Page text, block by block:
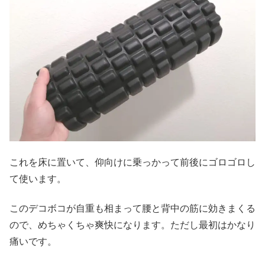
これを床に置いて、仰向けに乗っかって前後にゴロゴロし
て使います。
このデコボコが自重も相まって腰と背中の筋に効きまくる
ので、めちゃくちゃ爽快になります。ただし最初はかなり
痛いです。